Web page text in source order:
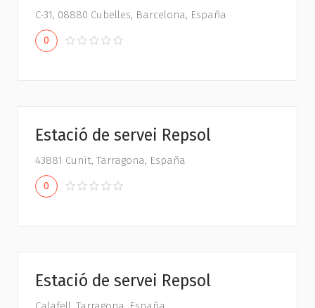
C-31, 08880 Cubelles, Barcelona, España
0
Estació de servei Repsol
43881 Cunit, Tarragona, España
0
Estació de servei Repsol